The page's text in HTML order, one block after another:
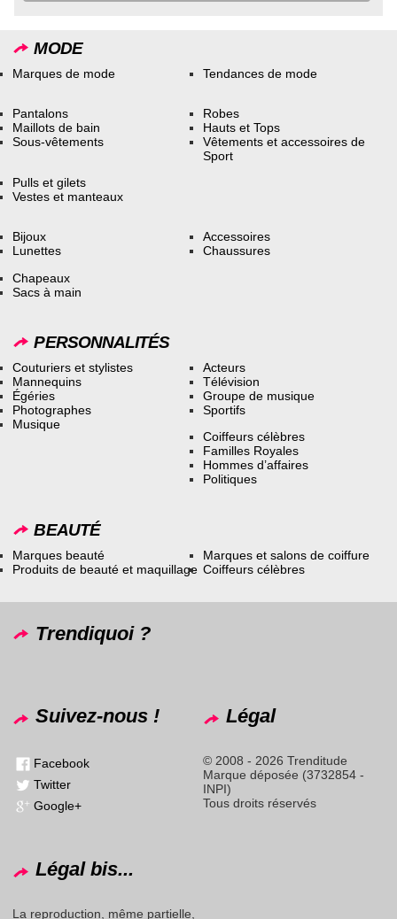
MODE
Marques de mode Tendances de mode
Pantalons
Maillots de bain
Sous-vêtements
Robes
Hauts et Tops
Vêtements et accessoires de
Sport
Pulls et gilets
Vestes et manteaux
Bijoux
Lunettes
Accessoires
Chaussures
Chapeaux
Sacs à main
PERSONNALITÉS
Couturiers et stylistes
Mannequins
Égéries
Photographes
Musique
Acteurs
Télévision
Groupe de musique
Sportifs
Coiffeurs célèbres
Familles Royales
Hommes d’affaires
Politiques
BEAUTÉ
Marques beauté
Produits de beauté et maquillage
Marques et salons de coiffure
Coiffeurs célèbres
Trendiquoi ?
Suivez-nous !
Facebook
Twitter
Google+
Légal
© 2008 - 2026 Trenditude
Marque déposée (3732854 -
INPI)
Tous droits réservés
Légal bis...
La reproduction, même partielle,